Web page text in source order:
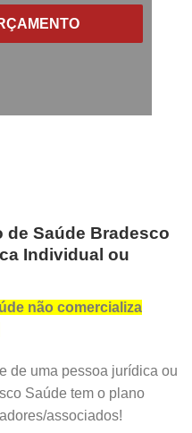
de Saúde Bradesco
Individual ou
não comercializa
de uma pessoa jurídica ou
Saúde tem o plano
associados!